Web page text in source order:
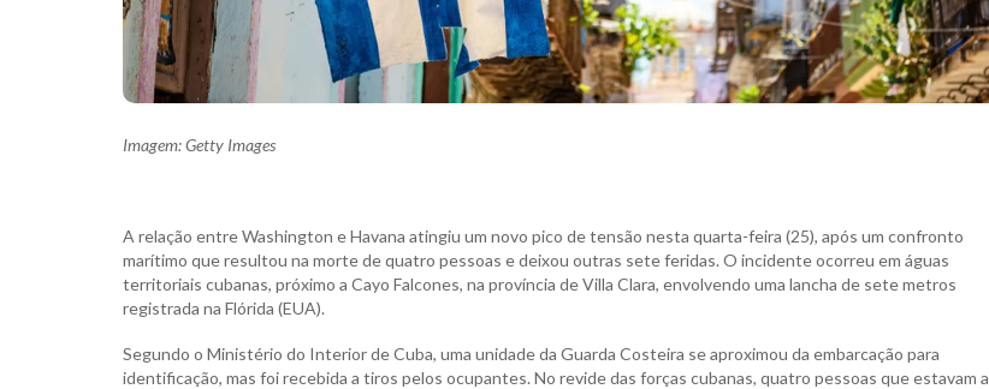
Imagem: Getty Images
A relação entre Washington e Havana atingiu um novo pico de tensão nesta quarta-feira (25), após um confronto
marítimo que resultou na morte de quatro pessoas e deixou outras sete feridas. O incidente ocorreu em águas
territoriais cubanas, próximo a Cayo Falcones, na província de Villa Clara, envolvendo uma lancha de sete metros
registrada na Flórida (EUA).
Segundo o Ministério do Interior de Cuba, uma unidade da Guarda Costeira se aproximou da embarcação para
identificação, mas foi recebida a tiros pelos ocupantes. No revide das forças cubanas, quatro pessoas que estavam a